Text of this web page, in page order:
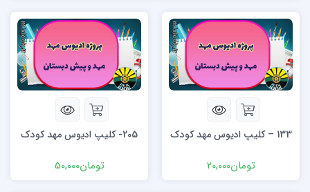
133 – کلیپ ادیوس مهد کودک
تومان20,000
205- کلیپ ادیوس مهد کودک
تومان50,000